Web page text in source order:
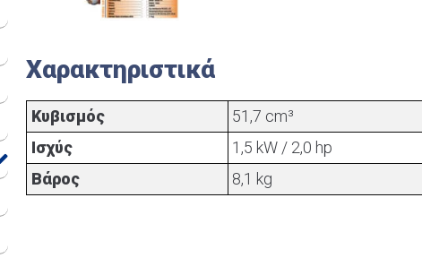
Χαρακτηριστικά
Κυβισμός
51,7 cm³
Ισχύς
1,5 kW / 2,0 hp
Βάρος
8,1 kg